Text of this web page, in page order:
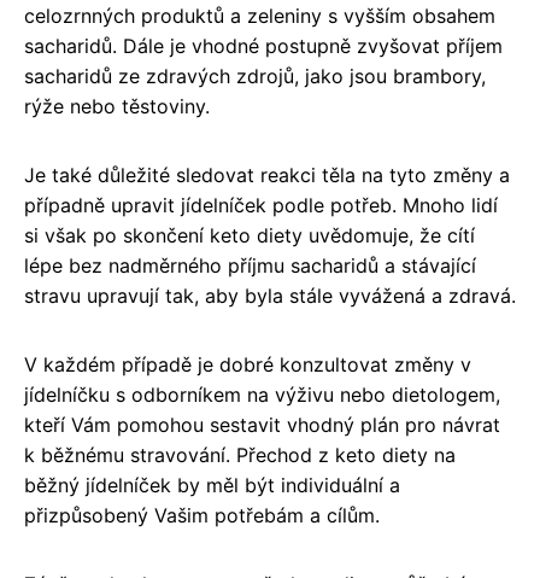
celozrnných produktů a zeleniny s vyšším obsahem
sacharidů. Dále je vhodné postupně zvyšovat příjem
sacharidů ze zdravých zdrojů, jako jsou brambory,
rýže nebo těstoviny.
Je také důležité sledovat reakci těla na tyto změny a
případně upravit jídelníček podle potřeb. Mnoho lidí
si však po skončení keto diety uvědomuje, že cítí
lépe bez nadměrného příjmu sacharidů a stávající
stravu upravují tak, aby byla stále vyvážená a zdravá.
V každém případě je dobré konzultovat změny v
jídelníčku s odborníkem na výživu nebo dietologem,
kteří Vám pomohou sestavit vhodný plán pro návrat
k běžnému stravování. Přechod z keto diety na
běžný jídelníček by měl být individuální a
přizpůsobený Vašim potřebám a cílům.